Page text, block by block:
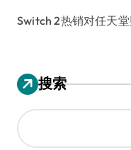
Switch 2热销对任天
搜索